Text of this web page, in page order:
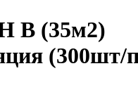
В (35м2)
(300шт/